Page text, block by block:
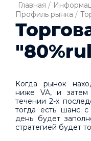
Главная /
Профиль рынка /
Когда рынок
ниже VA, и затем
течении 2-х
тогда есть шанс
день будет
стратегией будет